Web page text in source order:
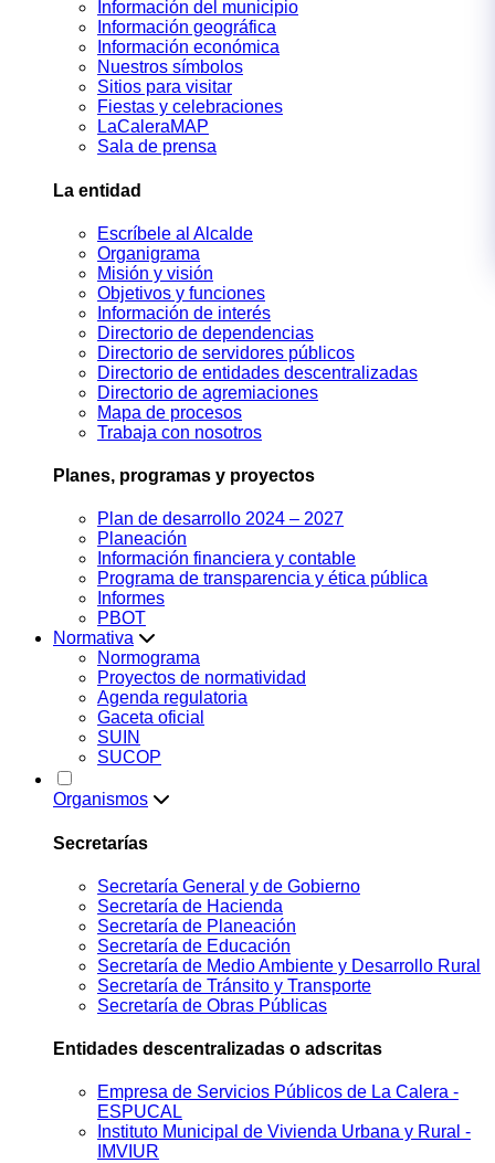
Información del municipio
Información geográfica
Información económica
Nuestros símbolos
Sitios para visitar
Fiestas y celebraciones
LaCaleraMAP
Sala de prensa
La entidad
Escríbele al Alcalde
Organigrama
Misión y visión
Objetivos y funciones
Información de interés
Directorio de dependencias
Directorio de servidores públicos
Directorio de entidades descentralizadas
Directorio de agremiaciones
Mapa de procesos
Trabaja con nosotros
Planes, programas y proyectos
Plan de desarrollo 2024 – 2027
Planeación
Información financiera y contable
Programa de transparencia y ética pública
Informes
PBOT
Normativa
Normograma
Proyectos de normatividad
Agenda regulatoria
Gaceta oficial
SUIN
SUCOP
Organismos
Secretarías
Secretaría General y de Gobierno
Secretaría de Hacienda
Secretaría de Planeación
Secretaría de Educación
Secretaría de Medio Ambiente y Desarrollo Rural
Secretaría de Tránsito y Transporte
Secretaría de Obras Públicas
Entidades descentralizadas o adscritas
Empresa de Servicios Públicos de La Calera -
ESPUCAL
Instituto Municipal de Vivienda Urbana y Rural -
IMVIUR